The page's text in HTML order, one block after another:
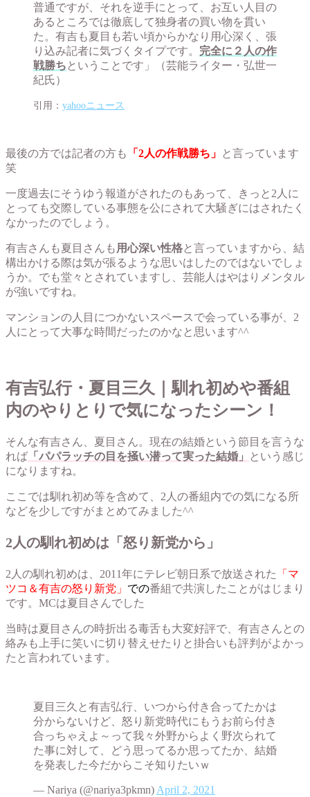
普通ですが、それを逆手にとって、お互い人目の
あるところでは徹底して独身者の買い物を貫い
た。有吉も夏目も若い頃からかなり用心深く、張
り込み記者に気づくタイプです。 完全に２人の作
戦勝ち ということです」（芸能ライター・弘世一
紀氏）
引用： yahooニュース
最後の方では記者の方も 「2人の作戦勝ち」
と言っています
笑
一度過去にそうゆう報道がされたのもあって、きっと2人に
とっても交際している事態を公にされて大騒ぎにはされたく
なかったのでしょう。
有吉さんも夏目さんも 用心深い性格と言っていますから、結
構出かける際は気が張るような思いはしたのではないでしょ
うか。でも堂々とされていますし、芸能人はやはりメンタル
が強いですね。
マンションの人目につかないスペースで会っている事が、2
人にとって大事な時間だったのかなと思います^^
有吉弘行・夏目三久｜馴れ初めや番組
内のやりとりで気になったシーン！
そんな有吉さん、夏目さん。現在の結婚という節目を言うな
れば 「パパラッチの目を掻い潜って実った結婚」
という感じ
になりますね。
ここでは馴れ初め等を含めて、2人の番組内での気になる所
などを少しですがまとめてみました^^
2人の馴れ初めは「怒り新党から」
2人の馴れ初めは、2011年にテレビ朝日系で放送された
「マ
ツコ＆有吉の怒り新党」 での番組で共演したことがはじまり
です。MCは夏目さんでした
当時は夏目さんの時折出る毒舌も大変好評で、有吉さんとの
絡みも上手に笑いに切り替えせたりと掛合いも評判がよかっ
たと言われています。
夏目三久と有吉弘行、いつから付き合ってたかは
分からないけど、怒り新党時代にもうお前ら付き
合っちゃえよ～って我々外野からよく野次られて
た事に対して、どう思ってるか思ってたか、結婚
を発表した今だからこそ知りたいｗ
— Nariya (@nariya3pkmn) April 2, 2021